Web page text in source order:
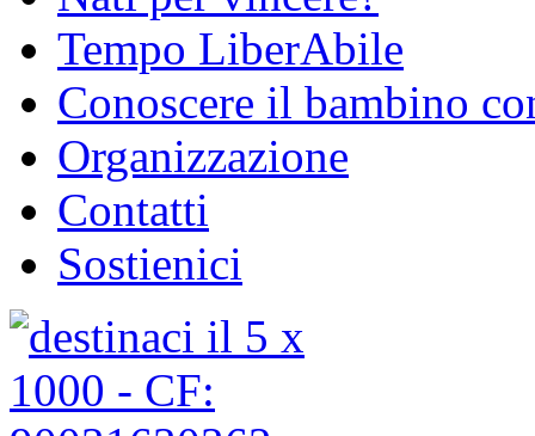
Tempo LiberAbile
Conoscere il bambino
Organizzazione
Contatti
Sostienici